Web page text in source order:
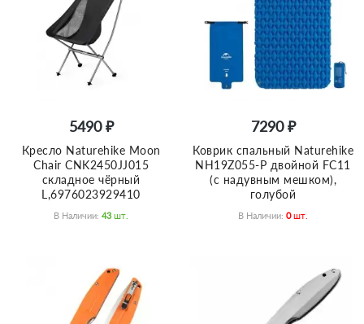
5490 ₽
Кресло Naturehike Moon
Chair CNK2450JJ015
складное чёрный
L,6976023929410
В Наличии: 43 Шт.
7290 ₽
Коврик спальный Naturehike
NH19Z055-P двойной FC11
(с надувным мешком),
голубой
В Наличии: 0 Шт.